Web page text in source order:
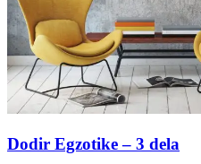
Dodir Egzotike – 3 dela